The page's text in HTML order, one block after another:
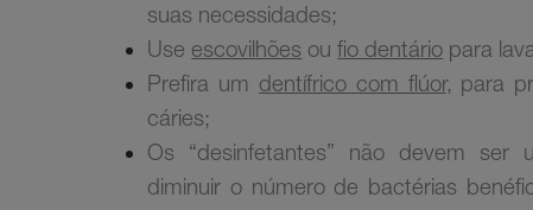
suas necessidades;
Use escovilhões oufio dentário para
Prefira um dentífrico com flúor, para
cáries;
Os “desinfetantes” não devem ser
diminuir o número de bactérias